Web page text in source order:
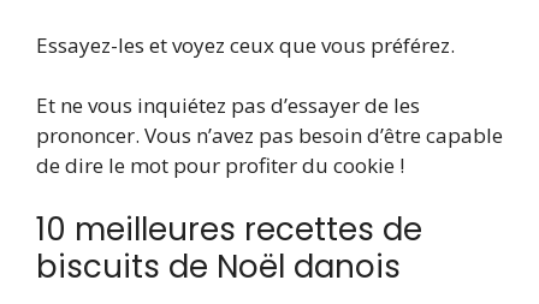
Essayez-les et voyez ceux que vous préférez.
Et ne vous inquiétez pas d’essayer de les
prononcer. Vous n’avez pas besoin d’être capable
de dire le mot pour profiter du cookie !
10 meilleures recettes de
biscuits de Noël danois